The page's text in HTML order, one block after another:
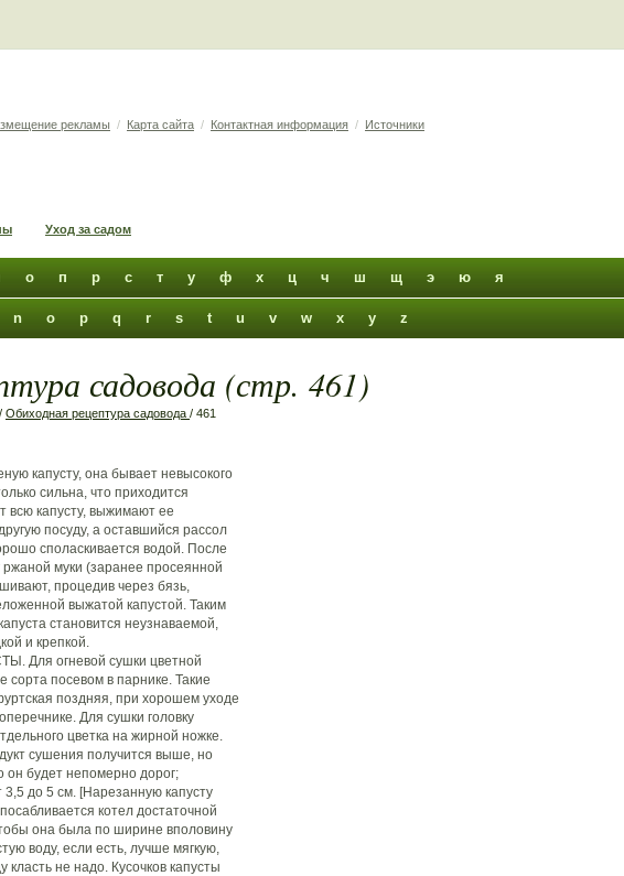
рекламы / Карта сайта / Контактная информация / Источники
Уход за садом
о п р с т у ф х ц ч ш щ э ю я
n o p q r s t u v w x y z
садовода (стр. 461)
/ Обиходная рецептура садовода / 461
капусту, она бывает невысокого
сильна, что приходится
всю капусту, выжимают ее
посуду, а оставшийся рассол
споласкивается водой. После
ржаной муки (заранее просеянной
процедив через бязь,
выжатой капустой. Таким
становится неузнаваемой,
и крепкой.
огневой сушки цветной
сорта посевом в парнике. Такие
поздняя, при хорошем уходе
Для сушки головку
цветка на жирной ножке.
сушения получится выше, но
он будет непомерно дорог;
до 5 см. [Нарезанную капусту
котел достаточной
она была по ширине вполовину
воду, если есть, лучше мягкую,
класть не надо. Кусочков капусты